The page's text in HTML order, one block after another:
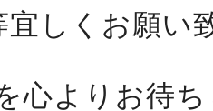
しくお願い
心よりお待